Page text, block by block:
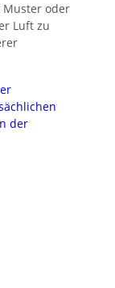
Muster oder
Luft zu
der